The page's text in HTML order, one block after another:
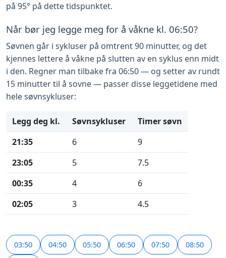
på 95° på dette tidspunktet.
Når bør jeg legge meg for å våkne kl. 06:50?
Søvnen går i sykluser på omtrent 90 minutter, og det
kjennes lettere å våkne på slutten av en syklus enn midt
i den. Regner man tilbake fra 06:50 — og setter av rundt
15 minutter til å sovne — passer disse leggetidene med
hele søvnsykluser:
Legg deg kl. Søvnsykluser
Timer søvn
21:35
6
9
23:05
5
7.5
00:35
4
6
02:05
3 4.5
03:50 04:50 05:50 06:50 07:50 08:50